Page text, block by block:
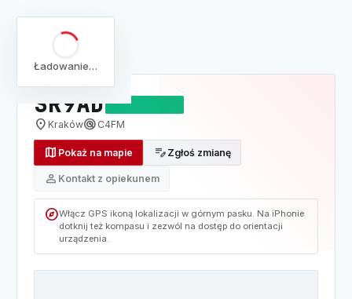
Ładowanie…
SR9AD DZIAŁAJĄCY
location_on Krakówradar C4FM
map Pokaż na mapie edit_note Zgłoś zmianę
person Kontakt z opiekunem
exploreWłącz GPS ikoną lokalizacji w górnym pasku. Na iPhonie
dotknij też kompasu i zezwól na dostęp do orientacji
urządzenia.